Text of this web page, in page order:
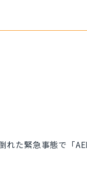
れた緊急事態で「